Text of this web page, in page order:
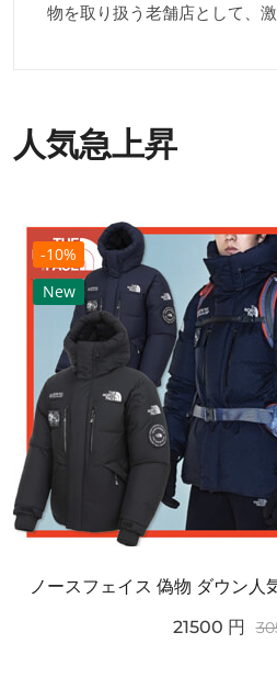
物を取り扱う老舗店として、激
人気急上昇
-10%
New
21500 円